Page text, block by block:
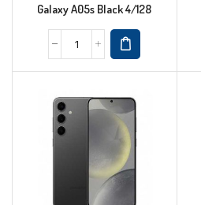
Galaxy A05s Black 4/128